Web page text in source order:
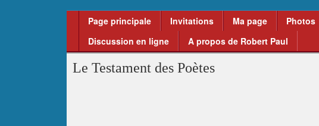
Page principale Invitations Ma page Photos
Discussion en ligne
A propos de Robert Paul
Le Testament des Poètes